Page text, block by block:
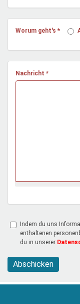
Demokratie & Beteiligung
Worum geht's *
Nachricht *
Indem du uns
enthaltenen
du in unserer
Abschicken